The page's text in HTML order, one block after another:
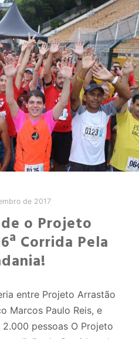
de 2017
o Projeto
Corrida Pela
entre Projeto Arrastão
Marcos Paulo Reis, e
pessoas O Projeto